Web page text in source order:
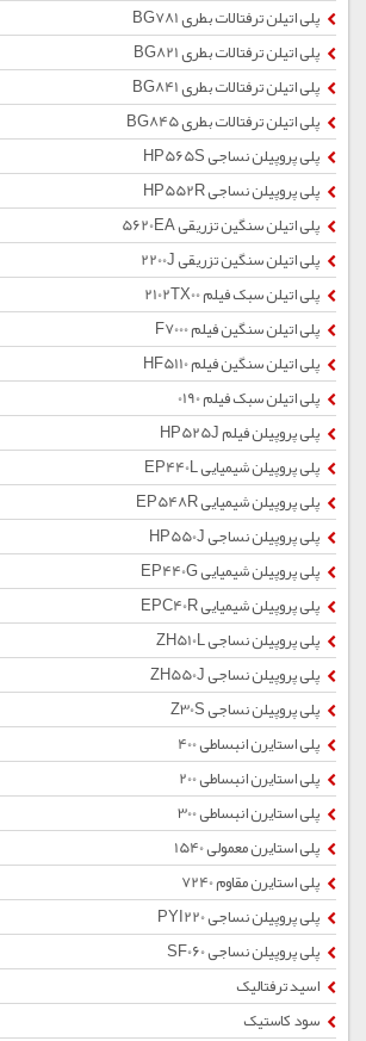
پلی اتیلن ترفتالات بطری BG781
پلی اتیلن ترفتالات بطری BG821
پلی اتیلن ترفتالات بطری BG841
پلی اتیلن ترفتالات بطری BG845
پلی پروپیلن نساجی HP565S
پلی پروپیلن نساجی HP552R
پلی اتیلن سنگین تزریقی 5620EA
پلی اتیلن سنگین تزریقی 2200J
پلی اتیلن سبک فیلم 2102TX00
پلی اتیلن سنگین فیلم F7000
پلی اتیلن سنگین فیلم HF5110
پلی اتیلن سبک فیلم 0190
پلی پروپیلن فیلم HP525J
پلی پروپیلن شیمیایی EP440L
پلی پروپیلن شیمیایی EP548R
پلی پروپیلن نساجی HP550J
پلی پروپیلن شیمیایی EP440G
پلی پروپیلن شیمیایی EPC40R
پلی پروپیلن نساجی ZH510L
پلی پروپیلن نساجی ZH550J
پلی پروپیلن نساجی Z30S
پلی استایرن انبساطی 400
پلی استایرن انبساطی 200
پلی استایرن انبساطی 300
پلی استایرن معمولی 1540
پلی استایرن مقاوم 7240
پلی پروپیلن نساجی PYI220
پلی پروپیلن نساجی SF060
اسید ترفتالیک
سود کاستیک